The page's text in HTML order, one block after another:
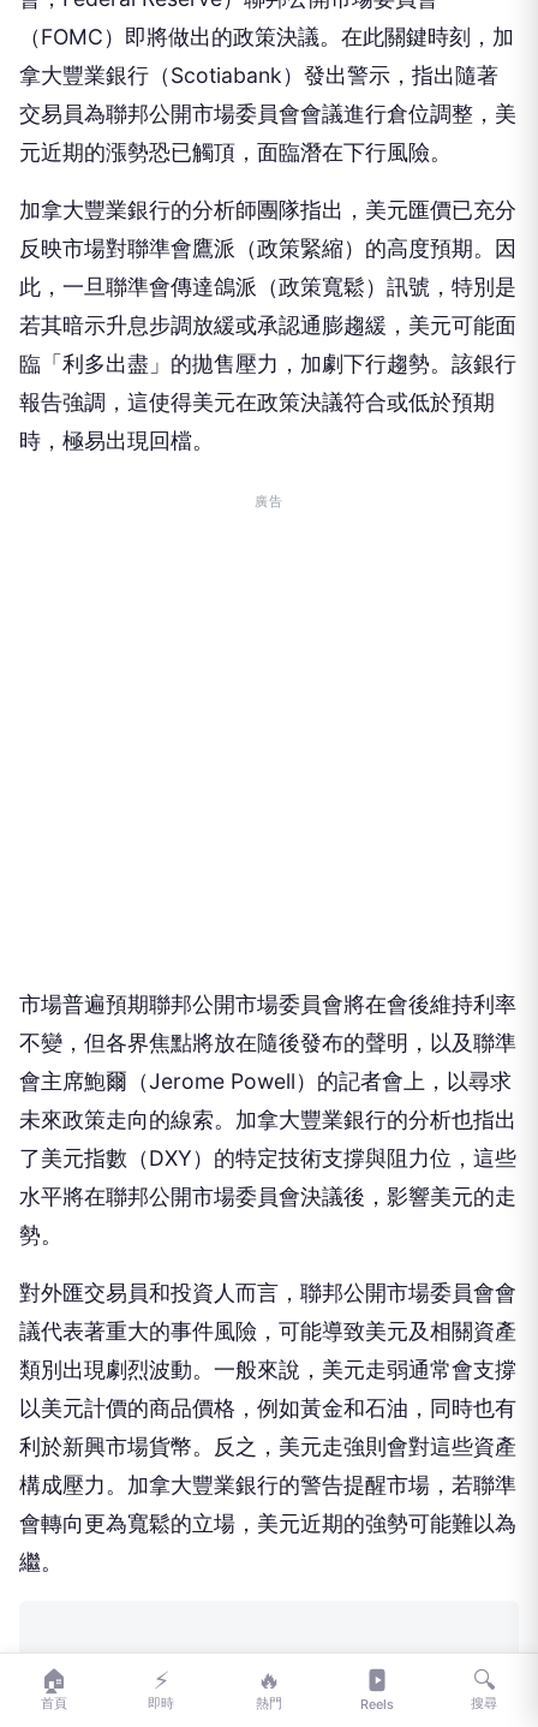
（FOMC）即將做出的政策決議。在此關鍵時刻，加
拿大豐業銀行（Scotiabank）發出警示，指出隨著
交易員為聯邦公開市場委員會會議進行倉位調整，美
元近期的漲勢恐已觸頂，面臨潛在下行風險。
加拿大豐業銀行的分析師團隊指出，美元匯價已充分
反映市場對聯準會鷹派（政策緊縮）的高度預期。因
此，一旦聯準會傳達鴿派（政策寬鬆）訊號，特別是
若其暗示升息步調放緩或承認通膨趨緩，美元可能面
臨「利多出盡」的拋售壓力，加劇下行趨勢。該銀行
報告強調，這使得美元在政策決議符合或低於預期
時，極易出現回檔。
廣告
市場普遍預期聯邦公開市場委員會將在會後維持利率
不變，但各界焦點將放在隨後發布的聲明，以及聯準
會主席鮑爾（Jerome Powell）的記者會上，以尋求
未來政策走向的線索。加拿大豐業銀行的分析也指出
了美元指數（DXY）的特定技術支撐與阻力位，這些
水平將在聯邦公開市場委員會決議後，影響美元的走
勢。
對外匯交易員和投資人而言，聯邦公開市場委員會會
議代表著重大的事件風險，可能導致美元及相關資產
類別出現劇烈波動。一般來說，美元走弱通常會支撐
以美元計價的商品價格，例如黃金和石油，同時也有
利於新興市場貨幣。反之，美元走強則會對這些資產
構成壓力。加拿大豐業銀行的警告提醒市場，若聯準
會轉向更為寬鬆的立場，美元近期的強勢可能難以為
繼。
🏠
首頁
⚡
即時
🔥
熱門 Reels
🔍
搜尋